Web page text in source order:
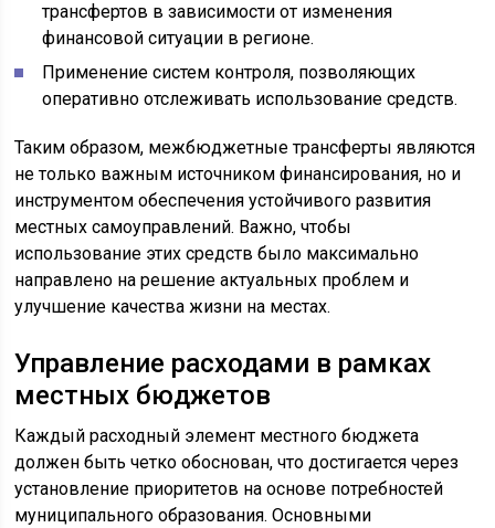
трансфертов в зависимости от изменения
финансовой ситуации в регионе.
Применение систем контроля, позволяющих
оперативно отслеживать использование средств.
Таким образом, межбюджетные трансферты являются
не только важным источником финансирования, но и
инструментом обеспечения устойчивого развития
местных самоуправлений. Важно, чтобы
использование этих средств было максимально
направлено на решение актуальных проблем и
улучшение качества жизни на местах.
Управление расходами в рамках
местных бюджетов
Каждый расходный элемент местного бюджета
должен быть четко обоснован, что достигается через
установление приоритетов на основе потребностей
муниципального образования. Основными